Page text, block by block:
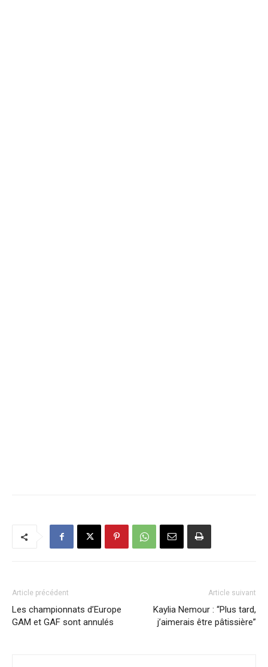
Article précédent
Les championnats d’Europe
GAM et GAF sont annulés
Article suivant
Kaylia Nemour : “Plus tard,
j’aimerais être pâtissière”